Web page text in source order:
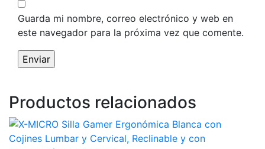
Guarda mi nombre, correo electrónico y web en
este navegador para la próxima vez que comente.
Productos relacionados